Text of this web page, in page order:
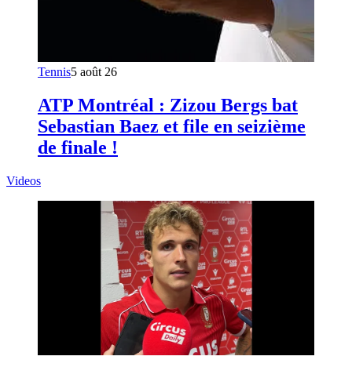
Tennis5 août 26
ATP Montréal : Zizou Bergs bat
Sebastian Baez et file en seizième
de finale !
Videos